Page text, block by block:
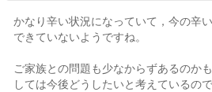
かなり辛い状況になっていて，今の辛
できていないようですね。
ご家族との問題も少なからずあるのか
しては今後どうしたいと考えているので